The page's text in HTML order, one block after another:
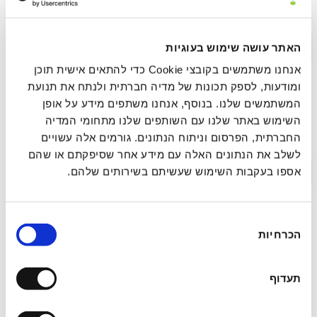
האתר עושה שימוש בעוגיות
אנחנו משתמשים בקובצי Cookie כדי להתאים אישית תוכן
ומודעות, לספק תכונות של מדיה חברתית ולנתח את תנועת
המשתמשים שלנו. בנוסף, אנחנו משתפים מידע על אופן
השימוש באתר שלנו עם השותפים שלנו מתחומי המדיה
החברתית, הפרסום וניתוח הנתונים. גורמים אלה עשויים
לשלב את הנתונים האלה עם מידע אחר שסיפקתם או שהם
אספו בעקבות השימוש שעשיתם בשירותים שלהם.
הסכמה
הכרחיות
תעדוף
נוירו־אינטגרטיבית
תקציר >
עיבוד ושחרור רגשי מהיר (FEEL): מסגרת סומטית
להשלמת מעגל הסטרס בפחד הקשור לטראומה
תקציר >
ההשפעה המיטיבה של חוויות פסיכדליות אקוטיות
על רגש ומיינדפולנס בחיי היומיום בשלב